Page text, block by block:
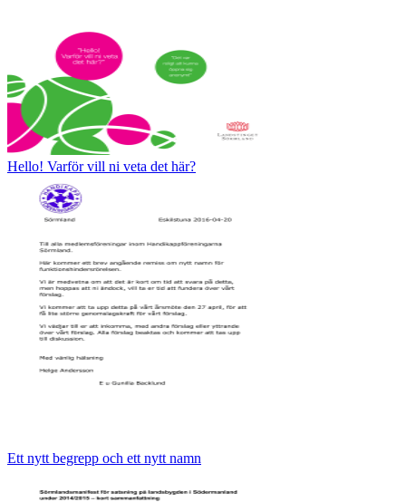
Hello! Varför vill ni veta det här?
Ett nytt begrepp och ett nytt namn